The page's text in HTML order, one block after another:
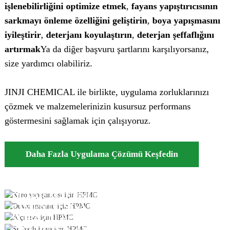
işlenebilirliğini optimize etmek, fayans yapıştırıcısının
sarkmayı önleme özelliğini geliştirin, boya yapışmasını
iyileştirir, deterjanı koyulaştırın, deterjan şeffaflığını
artırmakYa da diğer başvuru şartlarını karşılıyorsanız,
size yardımcı olabiliriz.
JINJI CHEMICAL ile birlikte, uygulama zorluklarınızı
çözmek ve malzemelerinizin kusursuz performans
göstermesini sağlamak için çalışıyoruz.
Daha Fazla Uygulama Çözümü Keşfedin
DUVAR MACUNU/İNCE KAPLAMA
ÇIMENTO SIVA VE ALÇI
SU BAZLI BOYA